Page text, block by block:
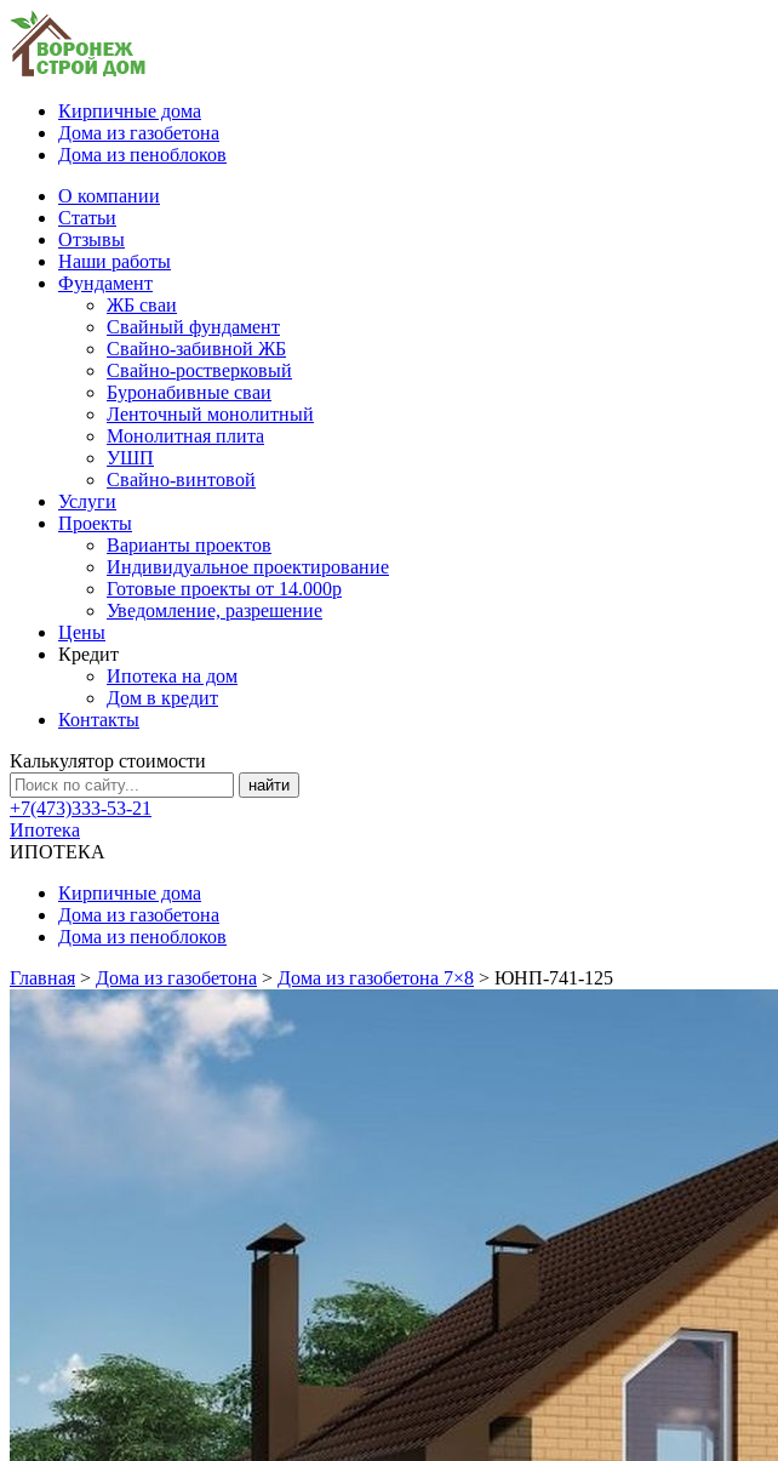
Кирпичные дома
Дома из газобетона
Дома из пеноблоков
О компании
Статьи
Отзывы
Наши работы
Фундамент
ЖБ сваи
Свайный фундамент
Свайно-забивной ЖБ
Свайно-ростверковый
Буронабивные сваи
Ленточный монолитный
Монолитная плита
УШП
Свайно-винтовой
Услуги
Проекты
Варианты проектов
Индивидуальное проектирование
Готовые проекты от 14.000р
Уведомление, разрешение
Цены
Кредит
Ипотека на дом
Дом в кредит
Контакты
Калькулятор стоимости
+7(473)333-53-21
Ипотека
ИПОТЕКА
Кирпичные дома
Дома из газобетона
Дома из пеноблоков
Главная > Дома из газобетона > Дома из газобетона 7×8 > ЮНП-741-125